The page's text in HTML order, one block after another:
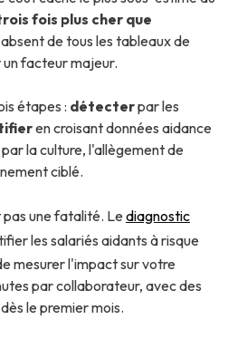
fois plus cher que
absent de tous les tableaux de
facteur majeur.
étapes : détecterpar les
en croisant données aidance
par la culture, l'allègement de
ciblé.
une fatalité. Le diagnostic
les salariés aidants à risque
mesurer l'impact sur votre
par collaborateur, avec des
le premier mois.